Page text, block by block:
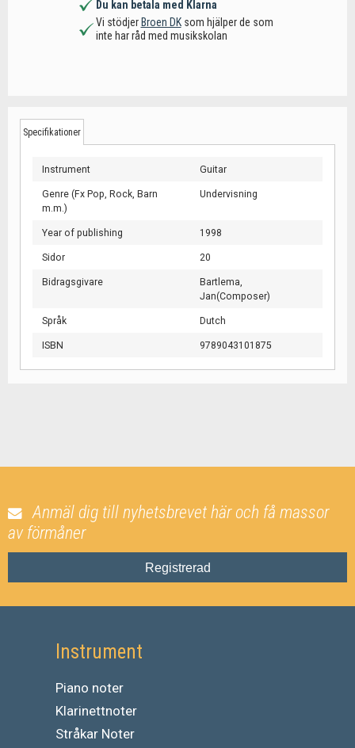
Du kan betala med Klarna
Vi stödjerBroen DKsom hjälper de som
inte har råd med musikskolan
Specifikationer
Instrument Guitar
Genre (Fx Pop, Rock, Barn
m.m.)
Undervisning
Year of publishing 1998
Sidor 20
Bidragsgivare
Bartlema,
Jan(Composer)
Språk Dutch
ISBN 9789043101875
Anmäl dig till nyhetsbrevet här och få massor
av förmåner
Registrerad
Instrument
Piano noter
Klarinettnoter
Stråkar Noter